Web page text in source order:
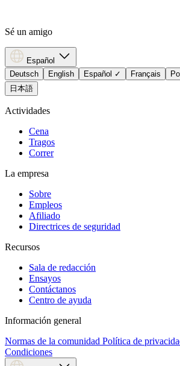
Sé un amigo
Español
Deutsch
English Español ✓ Français
日本語
Actividades
Cena
Tragos
Correr
La empresa
Sobre
Empleos
Afiliado
Directrices de seguridad
Recursos
Sala de redacción
Ensayos
Contáctanos
Centro de ayuda
Información general
Normas de la comunidad Política de
Condiciones